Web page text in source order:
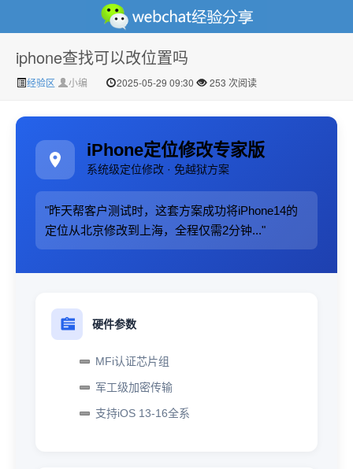
微信经验技巧分享网 - 2人共享实时位置怎么修改自己的
虚拟位置
iphone查找可以改位置吗
经验区 小编 2025-05-29 09:30 253 次阅读
iPhone定位修改专家版
系统级定位修改 · 免越狱方案
"昨天帮客户测试时，这套方案成功将iPhone14的
定位从北京修改到上海，全程仅需2分钟..."
硬件参数
MFi认证芯片组
军工级加密传输
支持iOS 13-16全系